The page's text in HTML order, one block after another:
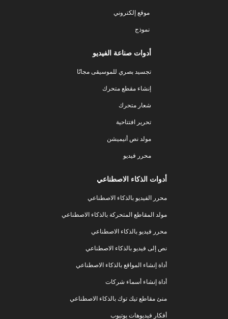
موقع إلكتروني
نموذج
أدوات صناعة الفيديو
تجسيد بصري للموسيقى مجانًا
إنشاء مقطع متحرك
شعار متحرك
تحرير افتتاحية
مولد نص أنيميشن
محرر فيديو
أدوات الذكاء الاصطناعي
محرر الفيديو بالذكاء الاصطناعي
مولد المقاطع المتحركة بالذكاء الاصطناعي
محرر فيديو بالذكاء الاصطناعي
نص إلى فيديو بالذكاء الاصطناعي
أداة إنشاء المواقع بالذكاء الاصطناعي
أداة إنشاء أسماء شركات
منئ مقاطع تيك توك بالذكاء الاصطناعي
أفكار فيديوهات يوتيوب